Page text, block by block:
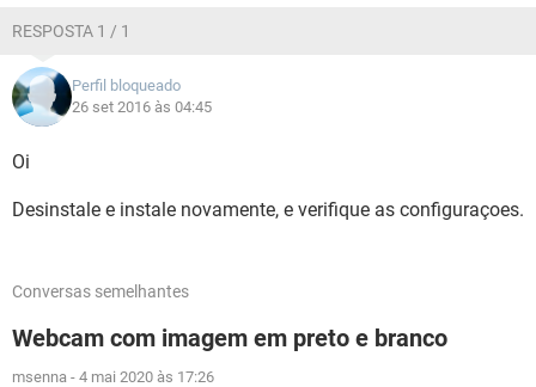
RESPOSTA 1 / 1
Perfil bloqueado
26 set 2016 às 04:45
Oi
Desinstale e instale novamente, e verifique as configuraçoes.
Conversas semelhantes
Webcam com imagem em preto e branco
msenna - 4 mai 2020 às 17:26